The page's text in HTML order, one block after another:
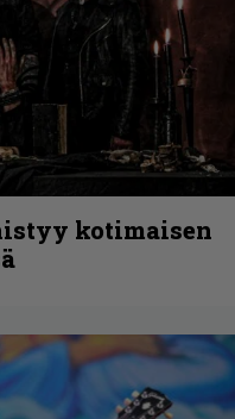
kotimaisen